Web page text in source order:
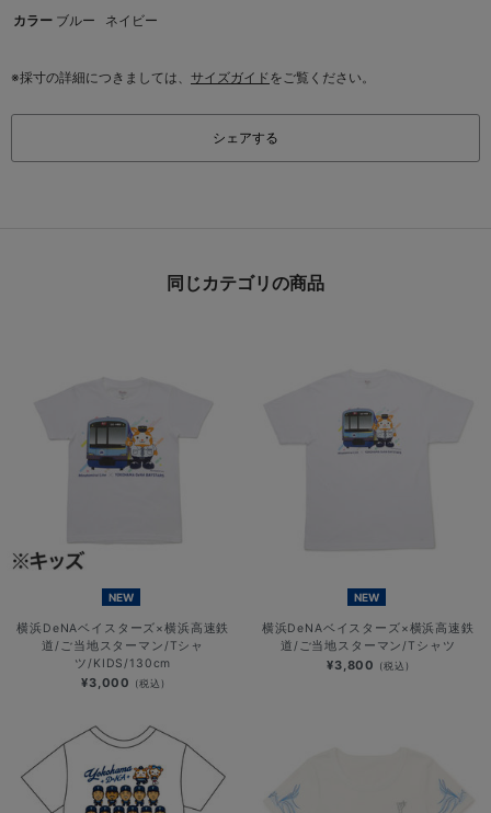
カラー ブルー ネイビー
※採寸の詳細につきましては、 サイズガイドをご覧ください。
シェアする
同じカテゴリの商品
NEW
横浜DeNAベイスターズ×横浜高速鉄
道/ご当地スターマン/Tシャ
ツ/KIDS/130cm
¥3,000 (税込)
NEW
横浜DeNAベイスターズ×横浜高速鉄
道/ご当地スターマン/Tシャツ
¥3,800 (税込)